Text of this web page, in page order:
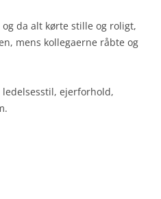
da alt kørte stille og roligt,
mens kollegaerne råbte og
ejerforhold,